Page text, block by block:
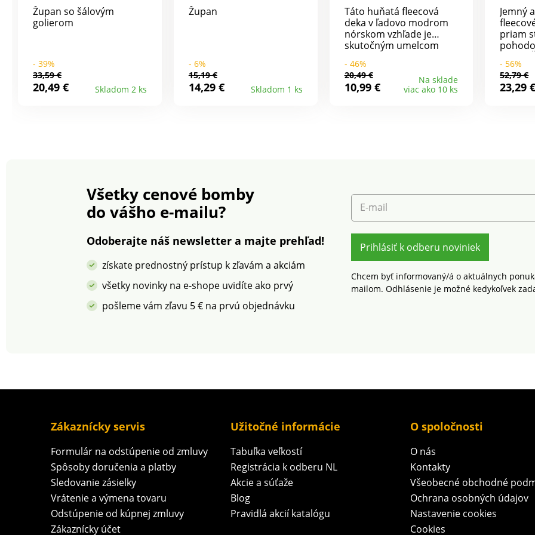
Župan so šálovým
golierom
- 39%
33,59 €
20,49 € Skladom 2 ks
Župan
- 6%
15,19 €
14,29 € Skladom 1 ks
Táto huňatá fleecová
deka v ľadovo modrom
nórskom vzhľade je
skutočným umelcom
zipsu vpredu a
spínačkám na rukávoch
sa z nej stane hrejivý
- 46%
20,49 €
10,99 €
Na sklade
viac ako 10 ks
Jemný
priam
páse v
na
- 56%
52,79 €
23,29 €
Všetky cenové bomby
do vášho e-mailu?
Odoberajte náš newsletter a majte prehľad!
získate prednostný prístup k zľavám a akciám
všetky novinky na e-shope uvidíte ako prvý
pošleme vám zľavu 5 € na prvú objednávku
E-mail
Prihlásiť k odberu noviniek
Chcem byť informovaný/á o aktuálnych
mailom. Odhlásenie je možné kedykoľvek
Zákaznícky servis
Formulár na odstúpenie od zmluvy
Spôsoby doručenia a platby
Sledovanie zásielky
Vrátenie a výmena tovaru
Odstúpenie od kúpnej zmluvy
Zákaznícky účet
Užitočné informácie
Tabuľka veľkostí
Registrácia k odberu NL
Akcie a súťaže
Blog
Pravidlá akcií katalógu
O spoločnosti
O nás
Kontakty
Všeobecné obchodné
Ochrana osobných údajov
Nastavenie cookies
Cookies